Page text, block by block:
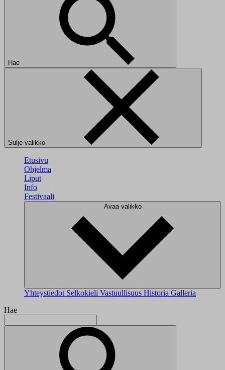
Hae
Sulje valikko
Etusivu
Ohjelma
Liput
Info
Festivaali
Avaa valikko
Yhteystiedot Selkokieli Vastuullisuus Historia Galleria
Hae